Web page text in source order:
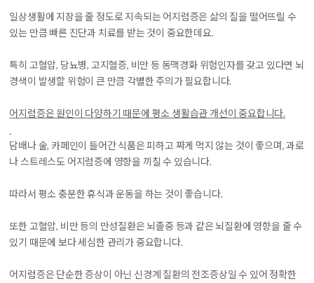
일상생활에 지장을 줄 정도로 지속되는 어지럼증은 삶의 질을 떨어뜨릴 수
있는 만큼 빠른 진단과 치료를 받는 것이 중요한데요.
특히 고혈압, 당뇨병, 고지혈증, 비만 등 동맥경화 위험인자를 갖고 있다면 뇌
경색이 발생할 위험이 큰 만큼 각별한 주의가 필요합니다.
어지럼증은 원인이 다양하기 때문에 평소 생활습관 개선이 중요합니다.
담배나 술, 카페인이 들어간 식품은 피하고 짜게 먹지 않는 것이 좋으며, 과로
나 스트레스도 어지럼증에 영향을 끼칠 수 있습니다.
따라서 평소 충분한 휴식과 운동을 하는 것이 좋습니다.
또한 고혈압, 비만 등의 만성질환은 뇌졸중 등과 같은 뇌질환에 영향을 줄 수
있기 때문에 보다 세심한 관리가 중요합니다.
어지럼증은 단순한 증상이 아닌 신경계 질환의 전조증상일 수 있어 정확한